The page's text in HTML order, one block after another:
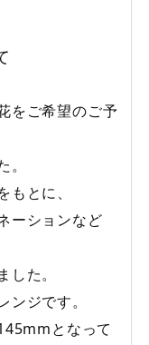
をご希望のご予
とに、
ーションなど
た。
ジです。
となって